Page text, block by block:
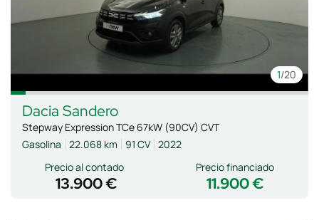
1/20
Dacia Sandero
Stepway Expression TCe 67kW (90CV) CVT
Gasolina
22.068 km 91 CV 2022
Precio al contado
13.900 € 11.900 €
Precio financiado